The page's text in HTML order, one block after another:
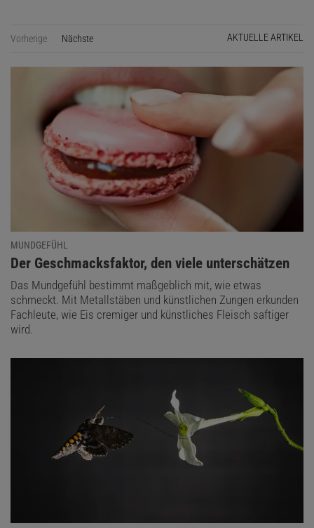
Vorherige Nächste AKTUELLE ARTIKEL
MUNDGEFÜHL
:
Der Geschmacksfaktor, den viele unterschätzen
Das Mundgefühl bestimmt maßgeblich mit, wie etwas
schmeckt. Mit Metallstäben und künstlichen Zungen erkunden
Fachleute, wie Eis cremiger und künstliches Fleisch saftiger
wird.